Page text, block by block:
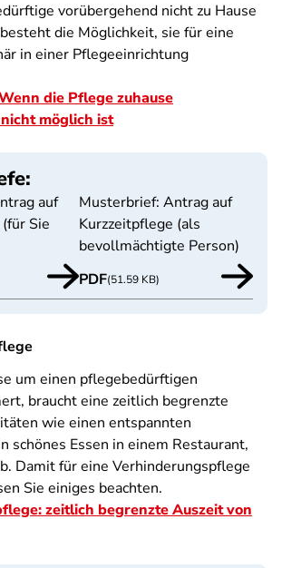
vorübergehend nicht zu Hause
die Möglichkeit, sie für eine
in einer Pflegeeinrichtung
die Pflege zuhause
möglich ist
auf
Sie
Musterbrief: Antrag auf
Kurzzeitpflege (als
bevollmächtigte Person)
PDF(51.59 KB)
um einen pflegebedürftigen
braucht eine zeitlich begrenzte
wie einen entspannten
schönes Essen in einem Restaurant,
Damit für eine Verhinderungspflege
Sie einiges beachten.
zeitlich begrenzte Auszeit von